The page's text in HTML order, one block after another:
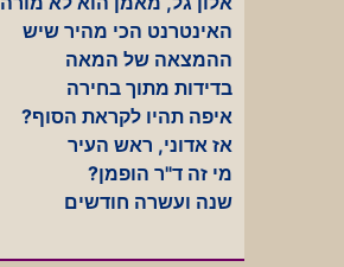
האינטרנט הכי מהיר שיש
ההמצאה של המאה
בדידות מתוך בחירה
איפה תהיו לקראת הסוף?
אז אדוני, ראש העיר
מי זה ד"ר הופמן?
שנה ועשרה חודשים